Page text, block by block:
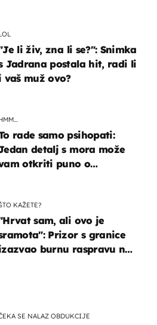
SE NALAZ OBDUKCIJE
li živ, zna li se?": Snimka
Jadrana postala hit, radi li
vaš muž ovo?
rade samo psihopati:
detalj s mora može
otkriti puno o
KAŽETE?
sam, ali ovo je
Prizor s granice
burnu raspravu na